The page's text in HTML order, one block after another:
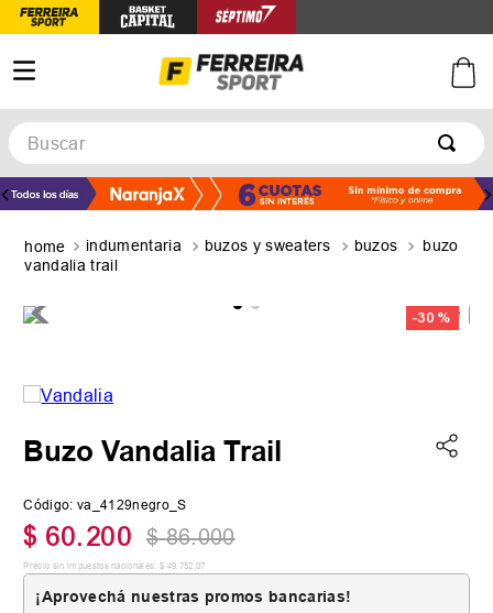
Buscar
indumentaria buzos y sweaters buzos
buzo
vandalia trail
-30 %
Buzo Vandalia Trail
Código: va_4129negro_S
$ 60.200 $ 86.000
Precio sin impuestos nacionales: $ 49 752 07
¡Aprovechá nuestras promos bancarias!
TÉRMINOS MÁS BUSCADOS
2.
zapatillas